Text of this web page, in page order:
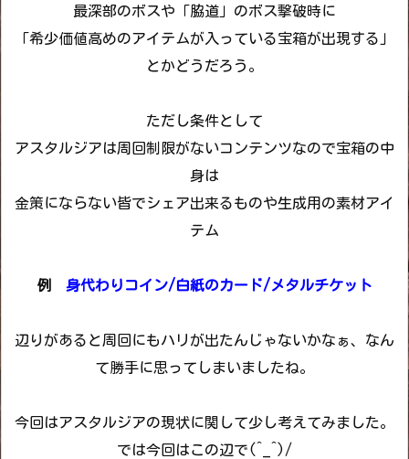
最深部のボスや「脇道」のボス撃破時に
「希少価値高めのアイテムが入っている宝箱が出現する」
とかどうだろう。
ただし条件として
アスタルジアは周回制限がないコンテンツなので宝箱の中
身は
金策にならない皆でシェア出来るものや生成用の素材アイ
テム
例 身代わりコイン/白紙のカード/メタルチケット
辺りがあると周回にもハリが出たんじゃないかなぁ、なん
て勝手に思ってしまいましたね。
今回はアスタルジアの現状に関して少し考えてみました。
では今回はこの辺で(^_^)/